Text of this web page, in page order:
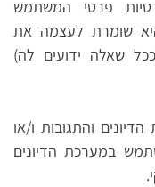
פרטי המשתמש
היא שומרת לעצמה את
שאלה ידועים לה)
והתגובות ו/או
במערכת הדיונים